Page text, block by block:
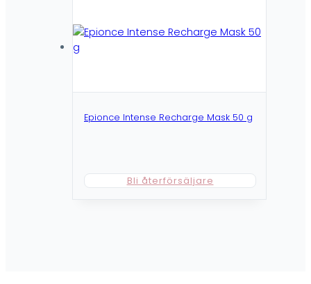
Epionce Intense Recharge Mask 50 g
Bli återförsäljare